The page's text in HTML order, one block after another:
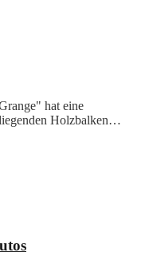
hat eine
Holzbalken…